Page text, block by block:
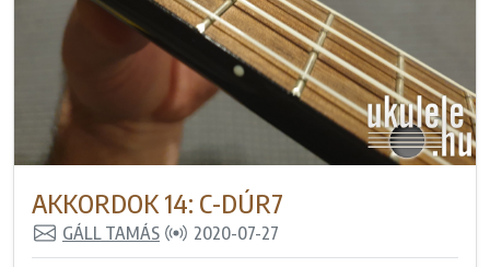
AKKORDOK 14: C-DÚR7
GÁLL TAMÁS 2020-07-27